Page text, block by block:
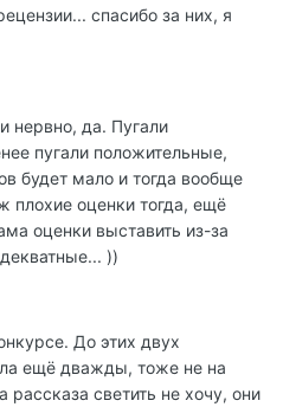
спасибо за них, я
нервно, да. Пугали
пугали положительные,
будет мало и тогда вообще
плохие оценки тогда, ещё
оценки выставить из-за
))
До этих двух
ещё дважды, тоже не на
рассказа светить не хочу, они